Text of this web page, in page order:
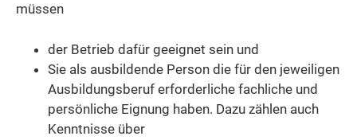
müssen
der Betrieb dafür geeignet sein und
Sie als ausbildende Person die für den jeweiligen
Ausbildungsberuf erforderliche fachliche und
persönliche Eignung haben. Dazu zählen auch
Kenntnisse über